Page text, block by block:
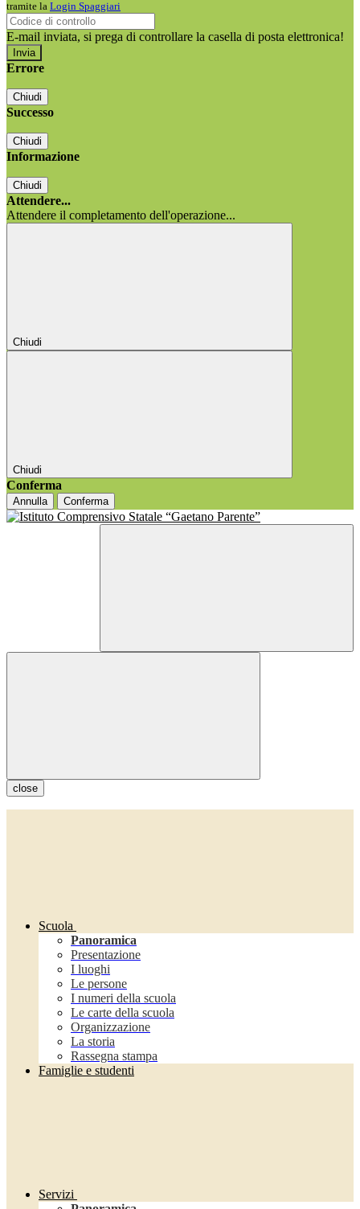
tramite la Login Spaggiari
E-mail inviata, si prega di controllare la casella di posta elettronica!
Errore
Chiudi
Successo
Chiudi
Informazione
Chiudi
Attendere...
Attendere il completamento dell'operazione...
Chiudi
Chiudi
Conferma
Annulla Conferma
close
Scuola
Panoramica
Presentazione
I luoghi
Le persone
I numeri della scuola
Le carte della scuola
Organizzazione
La storia
Rassegna stampa
Famiglie e studenti
Servizi